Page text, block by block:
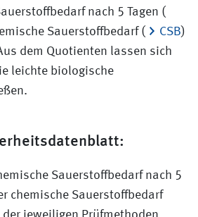
nach 5 Tagen (
Sauerstoffbedarf ( CSB)
dem Quotienten lassen sich
leichte biologische
Sauerstoffbedarf nach 5
chemische Sauerstoffbedarf